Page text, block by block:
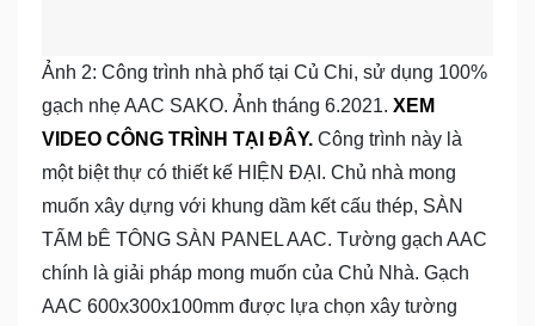
Ảnh 2: Công trình nhà phố tại Củ Chi, sử dụng 100%
gạch nhẹ AAC SAKO. Ảnh tháng 6.2021. XEM
VIDEO CÔNG TRÌNH TẠI ĐÂY. Công trình này là
một biệt thự có thiết kế HIỆN ĐẠI. Chủ nhà mong
muốn xây dựng với khung dầm kết cấu thép, SÀN
TẤM bÊ TÔNG SÀN PANEL AAC. Tường gạch AAC
chính là giải pháp mong muốn của Chủ Nhà. Gạch
AAC 600x300x100mm được lựa chọn xây tường